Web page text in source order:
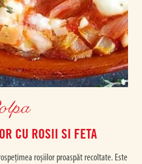
CU ROSII SI FETA
roșiilor proaspăt recoltate. Este